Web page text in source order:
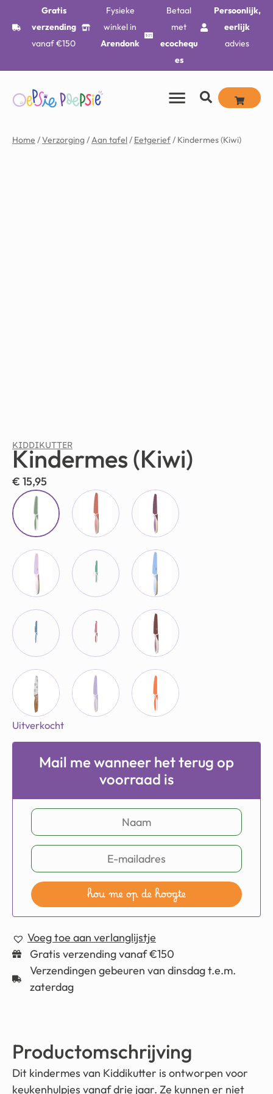
Gratis
verzending
vanaf €150
Fysieke
winkel in
Arendonk
Betaal
met
ecochequ
es
Persoonlijk,
eerlijk
advies
Home /Verzorging/Aan tafel/ Eetgerief/ Kindermes (Kiwi)
KIDDIKUTTER
Kindermes (Kiwi)
€ 15,95
Uitverkocht
Mail me wanneer het terug op
voorraad is
hou me op de hoogte
Voeg toe aan verlanglijstje
Gratis verzending vanaf €150
Verzendingen gebeuren van dinsdag t.e.m.
zaterdag
Productomschrijving
Dit kindermes van Kiddikutter is ontworpen voor
keukenhulpjes vanaf drie jaar. Ze kunnen er niet